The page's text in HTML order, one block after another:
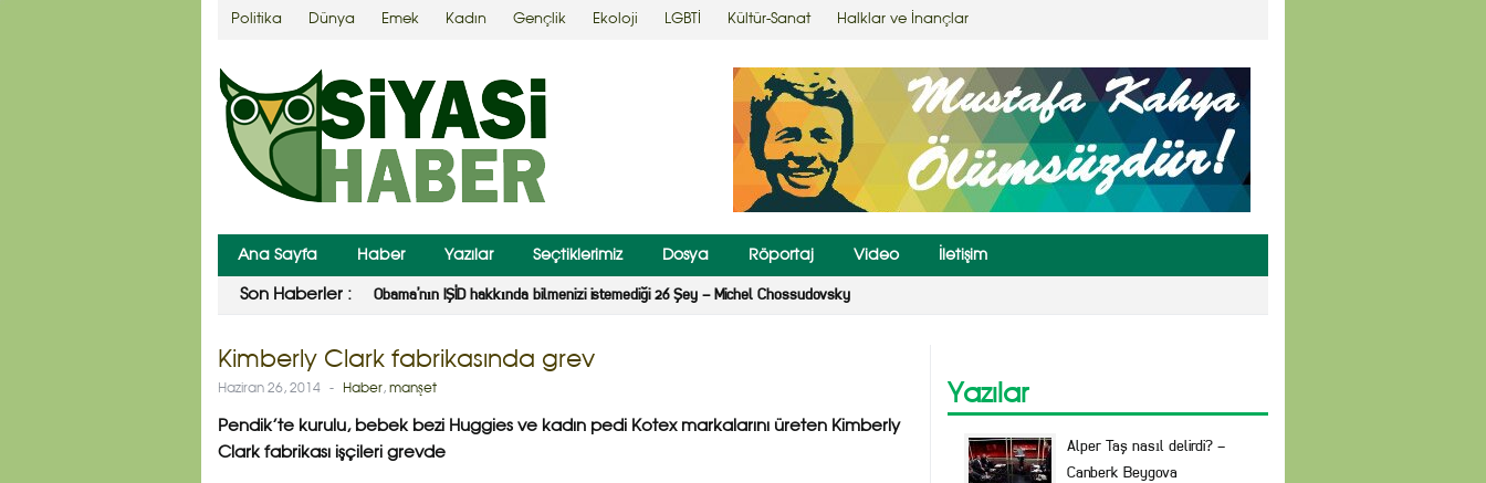
Politika Dünya Emek Kadın Gençlik Ekoloji LGBTİ Kültür-Sanat Halklar ve İnançlar
Ana Sayfa Haber Yazılar Seçtiklerimiz Dosya Röportaj Video İletişim
Son Haberler : Obama’nın IŞİD hakkında bilmenizi istemediği 26 Şey – Michel Chossudovsky
Kimberly Clark fabrikasında grev
Haziran 26, 2014 - Haber, manşet
Pendik’te kurulu, bebek bezi Huggies ve kadın pedi Kotex markalarını üreten Kimberly
Clark fabrikası işçileri grevde
Yazılar
Alper Taş nasıl delirdi? –
Canberk Beygova